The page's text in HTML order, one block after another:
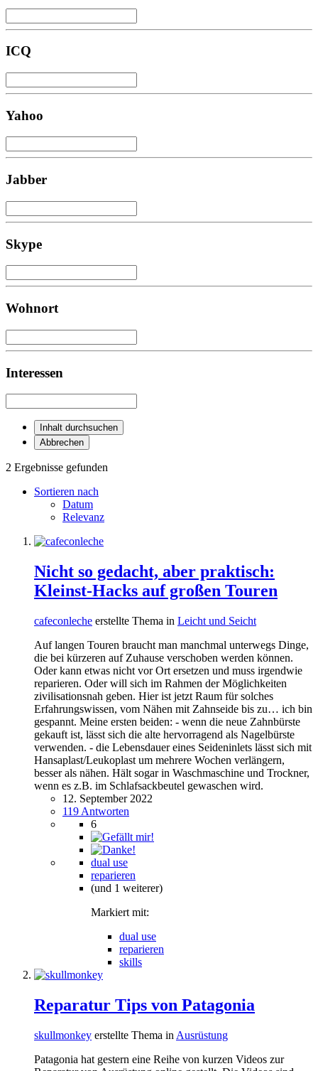
ICQ
Yahoo
Jabber
Skype
Wohnort
Interessen
Inhalt durchsuchen
Abbrechen
2 Ergebnisse gefunden
Sortieren nach
Datum
Relevanz
Nicht so gedacht, aber praktisch:
Kleinst-Hacks auf großen Touren
cafeconleche erstellte Thema in Leicht und Seicht
Auf langen Touren braucht man manchmal unterwegs Dinge,
die bei kürzeren auf Zuhause verschoben werden können.
Oder kann etwas nicht vor Ort ersetzen und muss irgendwie
reparieren. Oder will sich im Rahmen der Möglichkeiten
zivilisationsnah geben. Hier ist jetzt Raum für solches
Erfahrungswissen, vom Nähen mit Zahnseide bis zu… ich bin
gespannt. Meine ersten beiden: - wenn die neue Zahnbürste
gekauft ist, lässt sich die alte hervorragend als Nagelbürste
verwenden. - die Lebensdauer eines Seideninlets lässt sich mit
Hansaplast/Leukoplast um mehrere Wochen verlängern,
besser als nähen. Hält sogar in Waschmaschine und Trockner,
wenn es z.B. im Schlafsackbeutel gewaschen wird.
12. September 2022
119 Antworten
6
dual use
reparieren
(und 1 weiterer)
Markiert mit:
dual use
reparieren
skills
Reparatur Tips von Patagonia
skullmonkey erstellte Thema in Ausrüstung
Patagonia hat gestern eine Reihe von kurzen Videos zur